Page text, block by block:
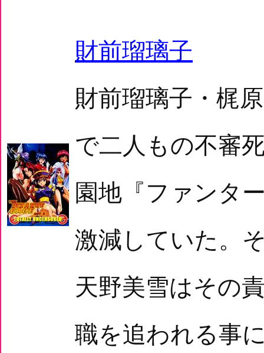
財前瑠璃子
財前瑠璃子・梶
で二人もの不審
園地『ファンタ
激減していた。
天野美雪はその
職を追われる事